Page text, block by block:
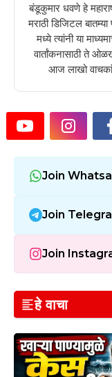
बंडूकुमार धवणे हे
मराठी डिजिटल
मध्ये त्यांनी या
वार्तांकनासाठी ते
आज लाखो
Join
Join
Join
हे वाचा